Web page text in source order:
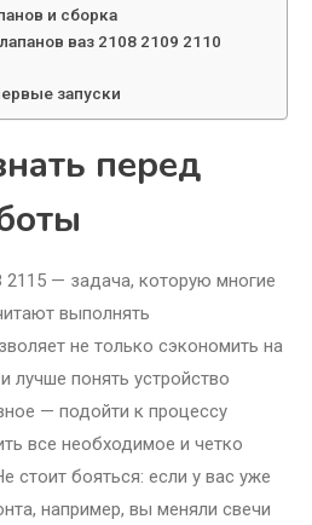
и сборка
ваз 2108 2109 2110
запуски
перед
— задача, которую многие
выполнять
не только сэкономить на
лучше понять устройство
— подойти к процессу
все необходимое и четко
стоит бояться: если у вас уже
например, вы меняли свечи